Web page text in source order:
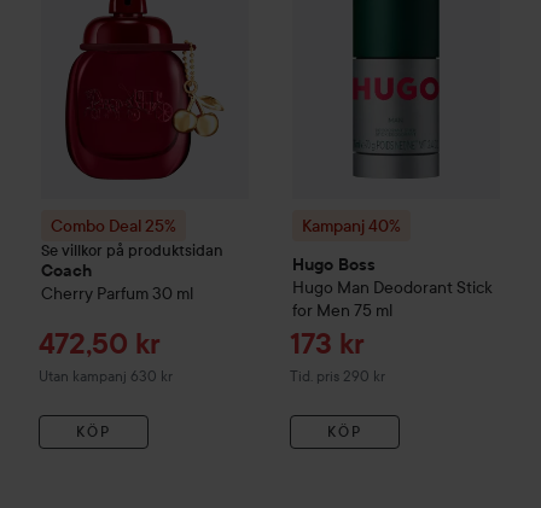
Combo Deal 25%
Se villkor på produktsidan
Coach
Cherry Parfum 30 ml
Reapris
472,50 kr
Utan kampanj 630 kr
KÖP
Kampanj 40%
Hugo Boss
Hugo Man Deodorant Stick
for Men 75 ml
Reapris
173 kr
Tid. pris 290 kr
Tidigare pris 290 kr
KÖP